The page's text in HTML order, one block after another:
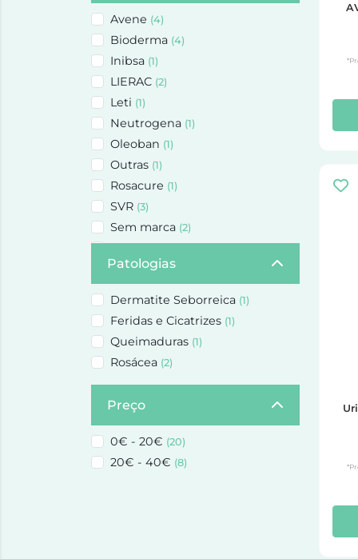
Avene (4)
Bioderma (4)
Inibsa (1)
LIERAC (2)
Leti (1)
Neutrogena (1)
Oleoban (1)
Outras (1)
Rosacure (1)
SVR (3)
Sem marca (2)
Uriage
Patologias
Dermatite Seborreica (1)
Feridas e Cicatrizes (1)
Queimaduras (1)
Rosácea (2)
Preço
0€ - 20€ (20)
20€ - 40€ (8)